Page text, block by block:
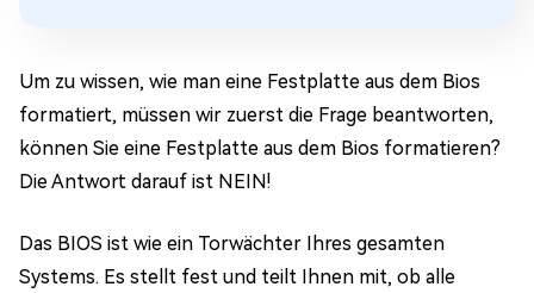
Um zu wissen, wie man eine Festplatte aus dem Bios
formatiert, müssen wir zuerst die Frage beantworten,
können Sie eine Festplatte aus dem Bios formatieren?
Die Antwort darauf ist NEIN!
Das BIOS ist wie ein Torwächter Ihres gesamten
Systems. Es stellt fest und teilt Ihnen mit, ob alle